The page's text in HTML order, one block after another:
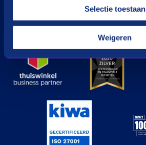
Selectie toestaan
Weigeren
© in3 - 2026 All rights reserverd